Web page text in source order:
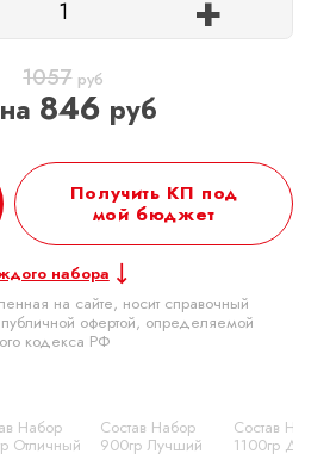
1057руб
846 руб
Получить КП под
мой бюджет
набора
на сайте, носит справочный
офертой, определяемой
кодекса РФ
Набор
Отличный
Состав Набор
900гр Лучший
Состав Набор
1100гр